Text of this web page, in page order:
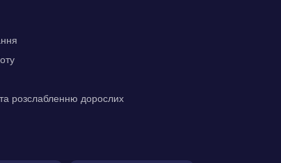
розслабленню дорослих